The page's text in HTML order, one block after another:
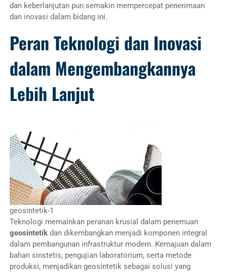
dan keberlanjutan pun semakin mempercepat penerimaan
dan inovasi dalam bidang ini.
Peran Teknologi dan Inovasi
dalam Mengembangkannya
Lebih Lanjut
geosintetik-1
Teknologi memainkan peranan krusial dalam penemuan
geosintetik dan dikembangkan menjadi komponen integral
dalam pembangunan infrastruktur modern. Kemajuan dalam
bahan sinstetis, pengujian laboratorium, serta metode
produksi, menjadikan geosintetik sebagai solusi yang